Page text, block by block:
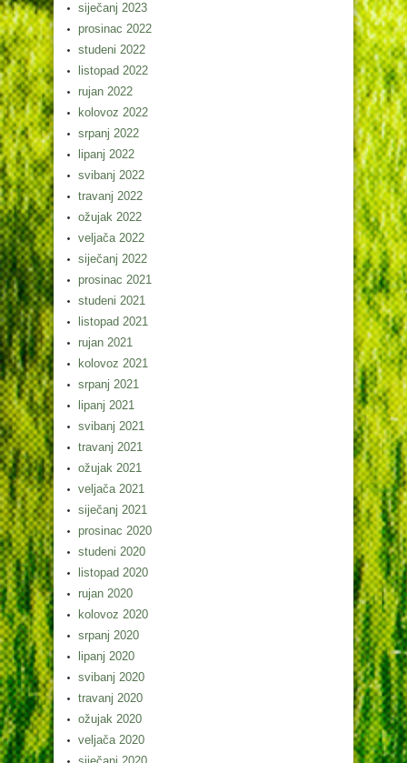
siječanj 2023
prosinac 2022
studeni 2022
listopad 2022
rujan 2022
kolovoz 2022
srpanj 2022
lipanj 2022
svibanj 2022
travanj 2022
ožujak 2022
veljača 2022
siječanj 2022
prosinac 2021
studeni 2021
listopad 2021
rujan 2021
kolovoz 2021
srpanj 2021
lipanj 2021
svibanj 2021
travanj 2021
ožujak 2021
veljača 2021
siječanj 2021
prosinac 2020
studeni 2020
listopad 2020
rujan 2020
kolovoz 2020
srpanj 2020
lipanj 2020
svibanj 2020
travanj 2020
ožujak 2020
veljača 2020